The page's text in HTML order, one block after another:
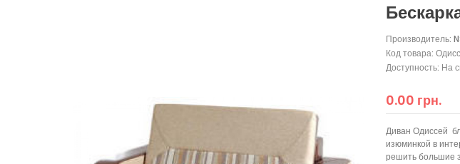
Производитель:
Код товара:
Доступность: На
0.00 грн.
Диван Одиссей
изюминкой в
решить большие